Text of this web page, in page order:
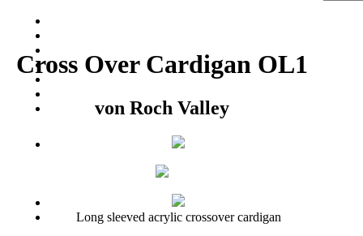
Cross Over Cardigan OL1
von Roch Valley
Long sleeved acrylic crossover cardigan